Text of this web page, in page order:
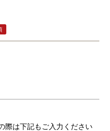
際は下記もご入力ください